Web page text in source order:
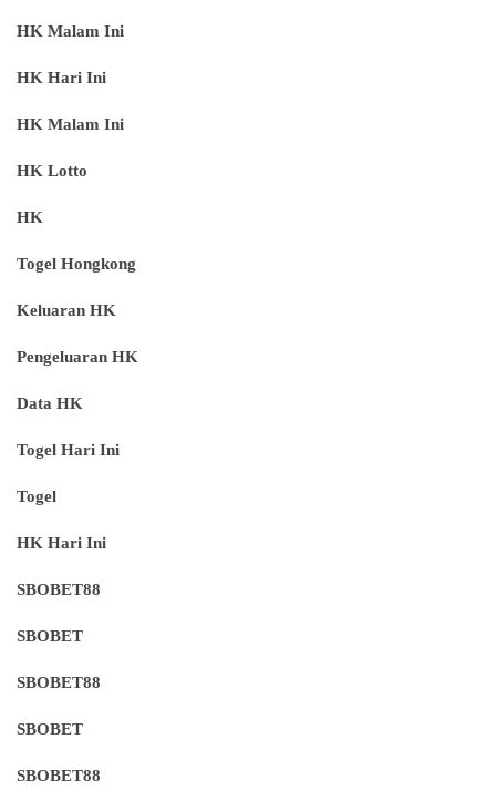
HK Malam Ini
HK Hari Ini
HK Malam Ini
HK Lotto
HK
Togel Hongkong
Keluaran HK
Pengeluaran HK
Data HK
Togel Hari Ini
Togel
HK Hari Ini
SBOBET88
SBOBET
SBOBET88
SBOBET
SBOBET88